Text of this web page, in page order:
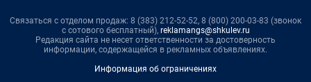
Связаться с отделом продаж: 8 (383) 212-52-52, 8 (800) 200-03-83 (звонок
с сотового бесплатный), reklamangs@shkulev.ru
Редакция сайта не несет ответственности за достоверность
информации, содержащейся в рекламных объявлениях.
Информация об ограничениях